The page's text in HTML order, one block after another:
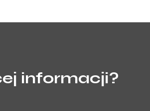
informacji?